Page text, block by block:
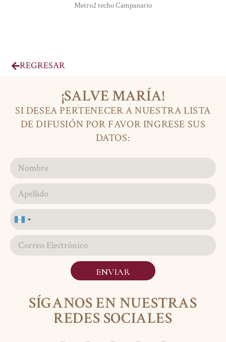
Metro2 techo Campanario
REGRESAR
SÍGANOS EN NUESTRAS
REDES SOCIALES
¡SALVE MARÍA!
SI DESEA PERTENECER A NUESTRA LISTA
DE DIFUSIÓN POR FAVOR INGRESE SUS
DATOS:
Guatemala
ENVIAR